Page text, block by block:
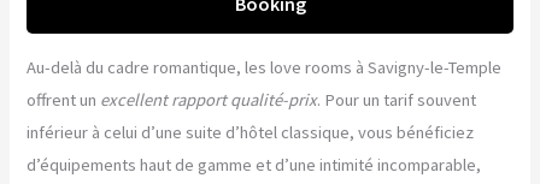
Au-delà du cadre romantique, les love rooms à Savigny-le-Temple
offrent un excellent rapport qualité-prix. Pour un tarif souvent
inférieur à celui d’une suite d’hôtel classique, vous bénéficiez
d’équipements haut de gamme et d’une intimité incomparable,